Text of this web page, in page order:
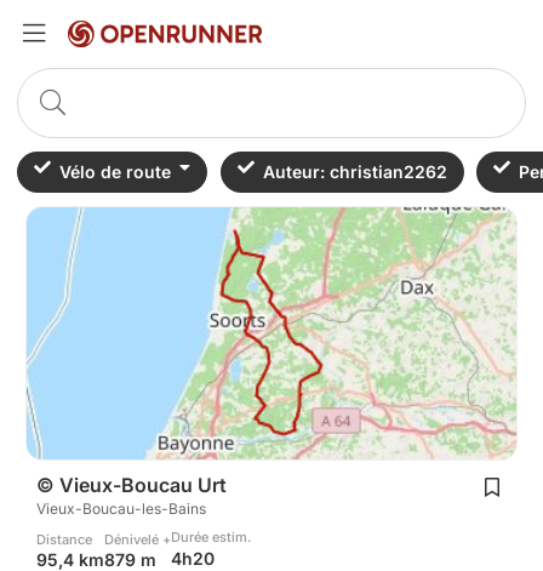
Vélo de route Auteur: christian2262
© Vieux-Boucau Urt
Vieux-Boucau-les-Bains
Distance
95,4 km
Dénivelé +
879 m
Durée estim.
4h20